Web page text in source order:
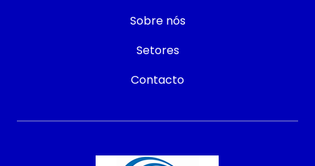
Sobre nós
Setores
Contacto